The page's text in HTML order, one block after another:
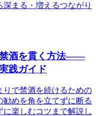
まる・増えるつながり
禁酒を貫く方法——
践ガイド
りで禁酒を続けるための
めを角を立てずに断る
楽しむコツまで解説し